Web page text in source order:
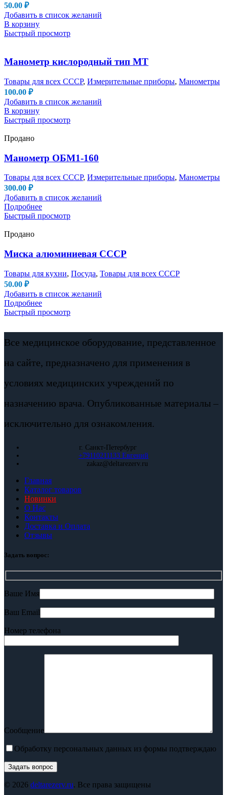
50.00 ₽
Добавить в список желаний
В корзину
Быстрый просмотр
Манометр кислородный тип МТ
Товары для всех СССР, Измерительные приборы, Манометры
100.00 ₽
Добавить в список желаний
В корзину
Быстрый просмотр
Продано
Манометр ОБМ1-160
Товары для всех СССР, Измерительные приборы, Манометры
300.00 ₽
Добавить в список желаний
Подробнее
Быстрый просмотр
Продано
Миска алюминиевая СССР
Товары для кухни, Посуда, Товары для всех СССР
50.00 ₽
Добавить в список желаний
Подробнее
Быстрый просмотр
Все медицинское оборудование, представленное
на сайте, предназначено для применения в
условиях медицинских учреждений по
назначению врача. Опубликованные материалы –
исключительно для ознакомления.
г. Санкт-Петербург
+79110211133 Евгений
zakaz@deltarezerv.ru
Главная
Каталог товаров
Новинки
О Нас
Контакты
Доставка и Оплата
Отзывы
Задать вопрос:
Ваше Имя
Ваш Email
Номер телефона
Сообщение
Обработку персональных данных из формы подтверждаю
© 2026 deltarezerv.ru. Все права защищены